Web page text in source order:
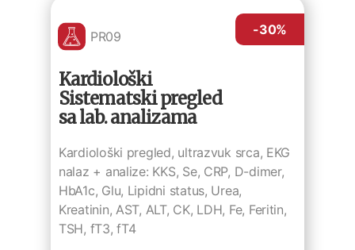
PR09
Kardiološki
Sistematski pregled
sa lab. analizama
Kardiološki pregled, ultrazvuk srca, EKG
nalaz + analize: KKS, Se, CRP, D-dimer,
HbA1c, Glu, Lipidni status, Urea,
Kreatinin, AST, ALT, CK, LDH, Fe, Feritin,
TSH, fT3, fT4
-30%